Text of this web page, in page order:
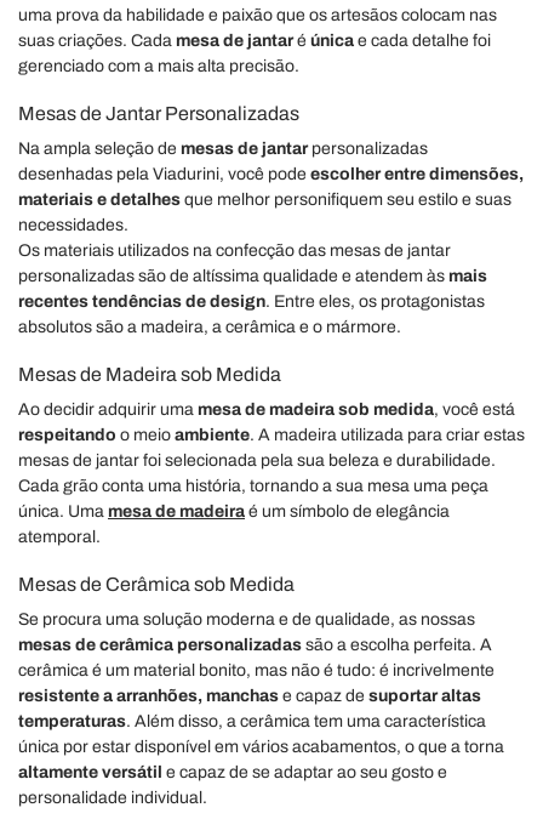
uma prova da habilidade e paixão que os artesãos colocam nas
suas criações. Cada mesa de jantaré única e cada detalhe foi
gerenciado com a mais alta precisão.
Mesas de Jantar Personalizadas
Na ampla seleção de mesas de jantarpersonalizadas
desenhadas pela Viadurini, você pode escolher entre dimensões,
materiais e detalhes que melhor personifiquem seu estilo e suas
necessidades.
Os materiais utilizados na confecção das mesas de jantar
personalizadas são de altíssima qualidade e atendem às mais
recentes tendências de design. Entre eles, os protagonistas
absolutos são a madeira, a cerâmica e o mármore.
Mesas de Madeira sob Medida
Ao decidir adquirir uma mesa de madeira sob medida, você está
respeitando o meio ambiente. A madeira utilizada para criar estas
mesas de jantar foi selecionada pela sua beleza e durabilidade.
Cada grão conta uma história, tornando a sua mesa uma peça
única. Uma mesa de madeira é um símbolo de elegância
atemporal.
Mesas de Cerâmica sob Medida
Se procura uma solução moderna e de qualidade, as nossas
mesas de cerâmica personalizadas são a escolha perfeita. A
cerâmica é um material bonito, mas não é tudo: é incrivelmente
resistente a arranhões, manchas e capaz de suportar altas
temperaturas. Além disso, a cerâmica tem uma característica
única por estar disponível em vários acabamentos, o que a torna
altamente versátil e capaz de se adaptar ao seu gosto e
personalidade individual.